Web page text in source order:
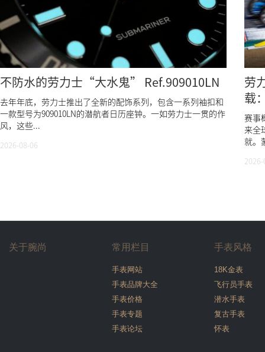
不防水的劳力士“大水鬼” Ref.909010LN
去年年底，劳力士推出了全新的配饰系列，包含一系列袖扣和
一款型号为909010LN的潜航者日历座钟。一如劳力士一贯的作
风，这些...
2026-08-06
劳
载
赛事
来全
就。
关于腕尚 常用栏目
手表网站
手表品牌大全
手表价格
手表专题
手表论坛
手表风格
18K金表
飞行员手表
潜水手表
复古手表
怀表